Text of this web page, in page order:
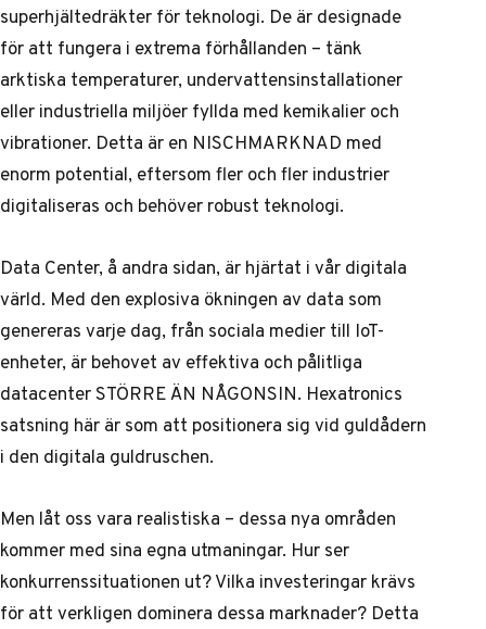
superhjältedräkter för teknologi. De är designade
för att fungera i extrema förhållanden – tänk
arktiska temperaturer, undervattensinstallationer
eller industriella miljöer fyllda med kemikalier och
vibrationer. Detta är en NISCHMARKNAD med
enorm potential, eftersom fler och fler industrier
digitaliseras och behöver robust teknologi.
Data Center, å andra sidan, är hjärtat i vår digitala
värld. Med den explosiva ökningen av data som
genereras varje dag, från sociala medier till IoT-
enheter, är behovet av effektiva och pålitliga
datacenter STÖRRE ÄN NÅGONSIN. Hexatronics
satsning här är som att positionera sig vid guldådern
i den digitala guldruschen.
Men låt oss vara realistiska – dessa nya områden
kommer med sina egna utmaningar. Hur ser
konkurrenssituationen ut? Vilka investeringar krävs
för att verkligen dominera dessa marknader? Detta